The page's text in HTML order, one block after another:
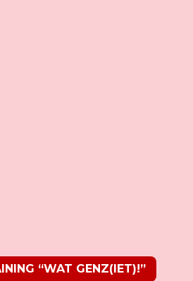
“WAT GENZ(IET)!”